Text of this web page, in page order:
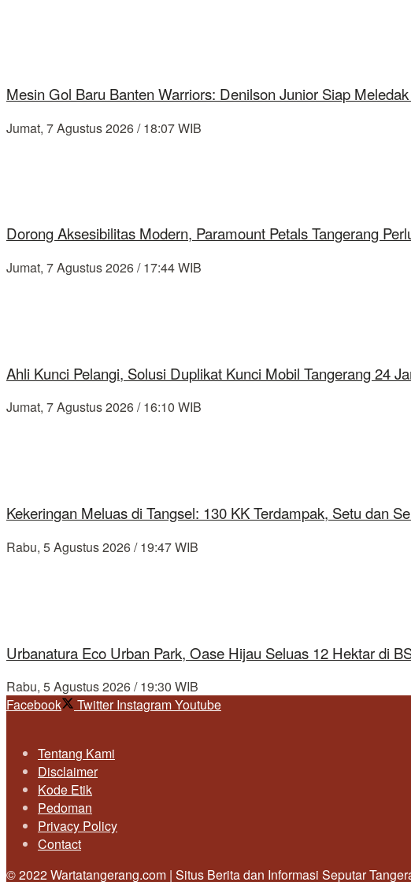
Mesin Gol Baru Banten Warriors: Denilson Junior Siap
Jumat, 7 Agustus 2026 / 18:07 WIB
Dorong Aksesibilitas Modern, Paramount Petals Tangerang
Jumat, 7 Agustus 2026 / 17:44 WIB
Ahli Kunci Pelangi, Solusi Duplikat Kunci Mobil Tangerang 24
Jumat, 7 Agustus 2026 / 16:10 WIB
Kekeringan Meluas di Tangsel: 130 KK Terdampak, Setu dan
Rabu, 5 Agustus 2026 / 19:47 WIB
Urbanatura Eco Urban Park, Oase Hijau Seluas 12 Hektar di
Rabu, 5 Agustus 2026 / 19:30 WIB
Facebook
Twitter InstagramYoutube
Tentang Kami
Disclaimer
Kode Etik
Pedoman
Privacy Policy
Contact
© 2022 Wartatangerang.com | Situs Berita dan Informasi Seputar